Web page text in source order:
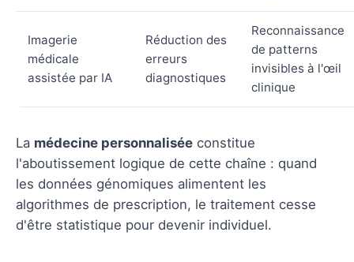
Imagerie
médicale
assistée par IA
Réduction des
erreurs
diagnostiques
Reconnaissance
de patterns
invisibles à l'œil
clinique
La médecine personnalisée constitue
l'aboutissement logique de cette chaîne : quand
les données génomiques alimentent les
algorithmes de prescription, le traitement cesse
d'être statistique pour devenir individuel.